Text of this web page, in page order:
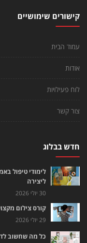
קישורים שימושיים
עמוד הבית
אודות
לוח פעילויות
צור קשר
חדש בבלוג
לימודי טיפול
ליצירה
30 יולי 2026
קורס צילום
29 יולי 2026
כל מה שחשוב